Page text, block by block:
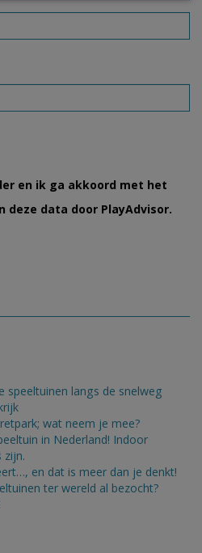
en ik ga akkoord met het
deze data door PlayAdvisor.
speeltuinen langs de snelweg
wat neem je mee?
in Nederland! Indoor
zijn.
en dat is meer dan je denkt!
ter wereld al bezocht?